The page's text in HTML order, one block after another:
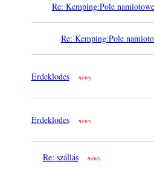
Re: Kemping:Pole
Re: Kemping:Pole
Erdeklodes nowy
Erdeklodes nowy
Re: szállás nowy